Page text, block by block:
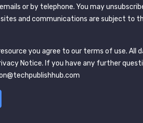
or by telephone. You may
and communications are subject to
you agree to our terms of use. All
Notice. If you have any further